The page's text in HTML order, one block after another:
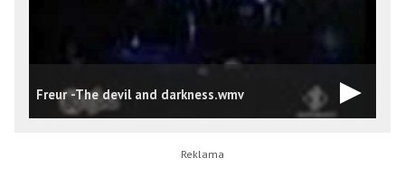
Freur -The devil and darkness.wmv